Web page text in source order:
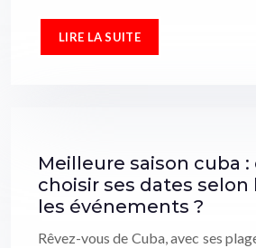
LIRE LA SUITE
Meilleure saison cuba
choisir ses dates
les événements ?
Rêvez-vous de Cuba, avec ses